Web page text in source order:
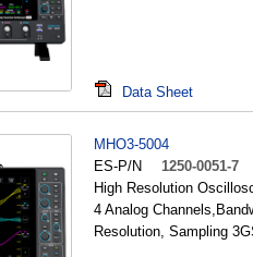
Data Sheet
MHO3-5004
ES-P/N
1250-0051-7
High Resolution
4 Analog
Resolution, Sampling